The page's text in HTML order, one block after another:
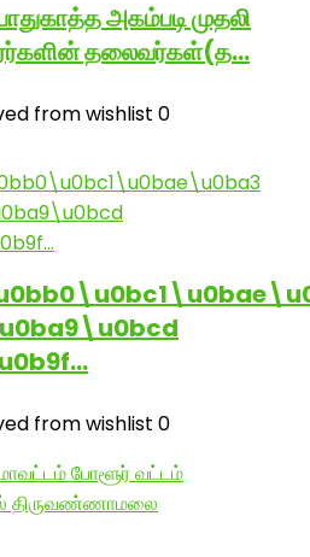
அகம்படி முதலி
தலைவர்கள்(த…
from wishlist 0
from wishlist 0